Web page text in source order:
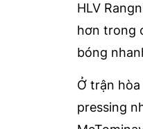
HLV
hơn trong
bóng
Ở trận hòa
pressing